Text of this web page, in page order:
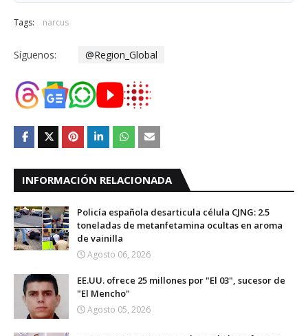
Tags: narcus
Síguenos: @Region_Global
INFORMACIÓN RELACIONADA
Policía española desarticula célula CJNG: 2.5
toneladas de metanfetamina ocultas en aroma
de vainilla
Agosto 06, 2026
EE.UU. ofrece 25 millones por "El 03", sucesor de
"El Mencho"
Agosto 05, 2026